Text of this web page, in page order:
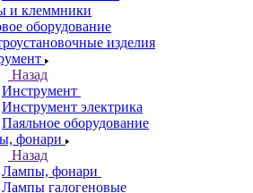
и клеммники
оборудование
изделия
Назад
Инструмент
Инструмент электрика
Паяльное оборудование
фонари
Назад
Лампы, фонари
Лампы галогеновые